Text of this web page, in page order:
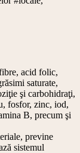
acid folic,
saturate,
şi carbohidraţi,
fosfor, zinc, iod,
B, precum şi
previne
sistemul